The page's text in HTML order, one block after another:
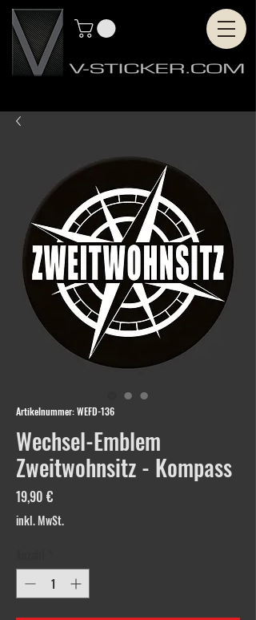
Artikelnummer: WEFD-136
Wechsel-Emblem
Zweitwohnsitz - Kompass
19,90 €Preis
inkl. MwSt.